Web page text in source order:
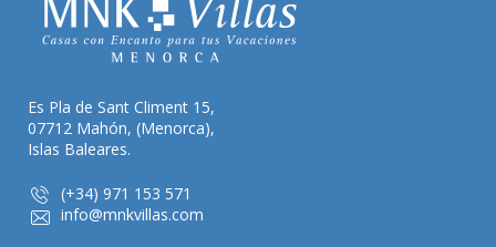
Es Pla de Sant Climent 15,
07712 Mahón, (Menorca),
Islas Baleares.
(+34) 971 153 571
info@mnkvillas.com